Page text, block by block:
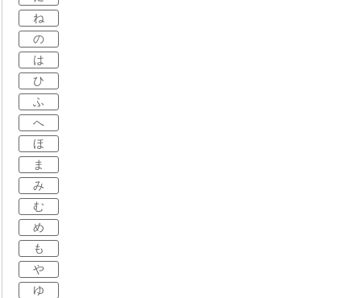
ね
の
は
ひ
ふ
へ
ほ
ま
み
む
め
も
や
ゆ